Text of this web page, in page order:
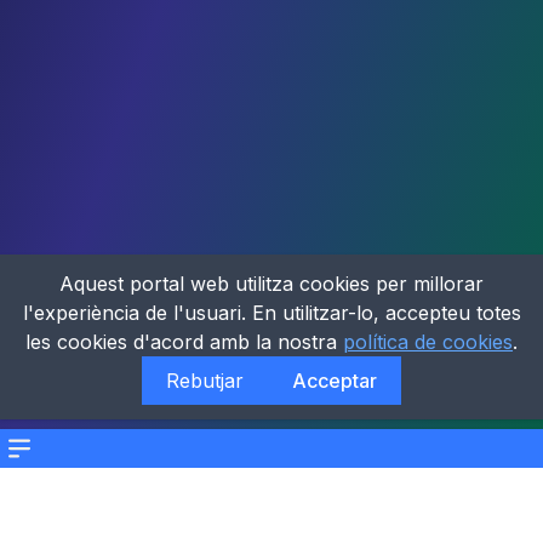
Menu
Aquest portal web utilitza cookies per millorar
l'experiència de l'usuari. En utilitzar-lo, accepteu totes
les cookies d'acord amb la nostra política de cookies.
Rebutjar
Acceptar